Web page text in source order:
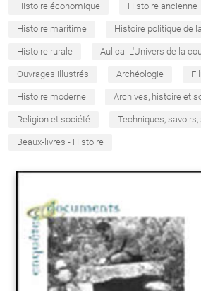
Histoire économique Histoire ancienne
Histoire maritime Histoire politique de
Histoire rurale Aulica. L'Univers de la
Ouvrages illustrés Archéologie
Histoire moderne Archives, histoire et
Religion et société Techniques,
Beaux-livres - Histoire